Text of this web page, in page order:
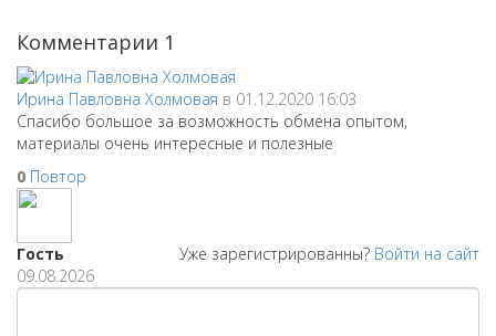
Комментарии 1
Ирина Павловна Холмовая в 01.12.2020 16:03
Спасибо большое за возможность обмена опытом,
материалы очень интересные и полезные
0 Повтор
Уже зарегистрированны? Войти на сайт
Гость
09.08.2026